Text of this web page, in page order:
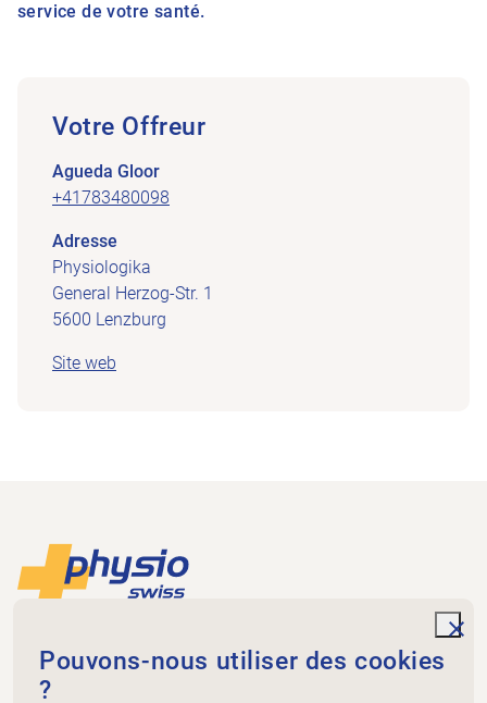
service de votre santé.
Votre Offreur
Agueda Gloor
+41783480098
Adresse
Physiologika
General Herzog-Str. 1
5600 Lenzburg
Site web
Footer
Physioswiss
Dammweg 3
3013 Bern
Pouvons-nous utiliser des cookies
?